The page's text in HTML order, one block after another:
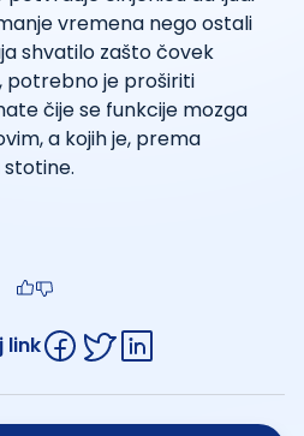
vremena nego ostali
shvatilo zašto čovek
potrebno je proširiti
čije se funkcije mozga
a kojih je, prema
link